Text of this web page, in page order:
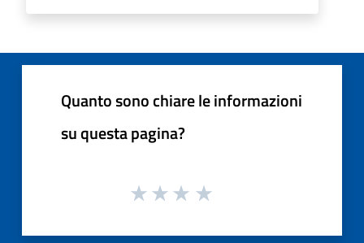
Quanto sono chiare le informazioni
su questa pagina?